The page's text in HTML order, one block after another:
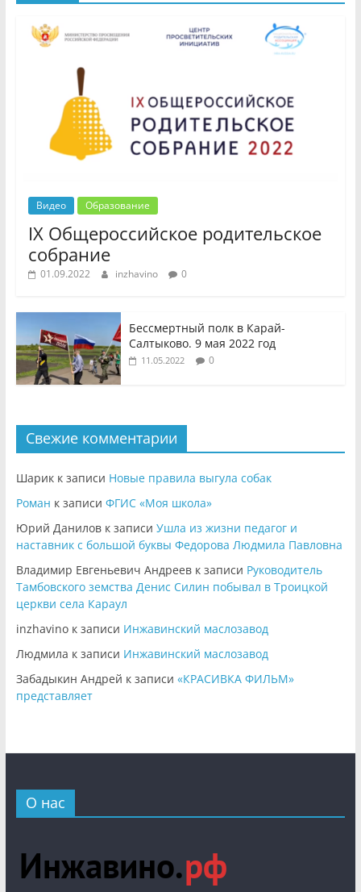
Видео Образование
IX Общероссийское родительское
собрание
01.09.2022 inzhavino 0
Бессмертный полк в Карай-
Салтыково. 9 мая 2022 год
11.05.2022 0
Свежие комментарии
Шарикк записи Новые правила выгула собак
Роман к записи ФГИС «Моя школа»
Юрий Даниловк записи Ушла из жизни педагог и
наставник с большой буквы Федорова Людмила Павловна
Владимир Евгеньевич Андреевк записи Руководитель
Тамбовского земства Денис Силин побывал в Троицкой
церкви села Караул
inzhavinoк записи Инжавинский маслозавод
Людмила к записи Инжавинский маслозавод
Забадыкин Андрей к записи «КРАСИВКА ФИЛЬМ»
представляет
О нас